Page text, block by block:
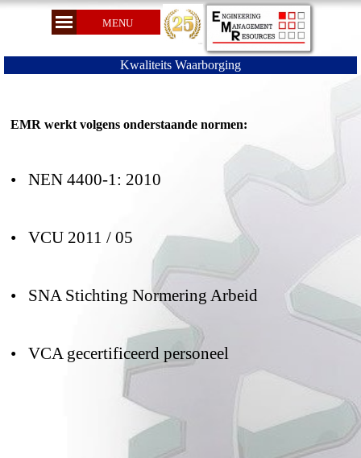
MENU
Kwaliteits Waarborging
EMR werkt volgens onderstaande normen:
• NEN 4400-1: 2010
• VCU 2011 / 05
• SNA Stichting Normering Arbeid
• VCA gecertificeerd personeel